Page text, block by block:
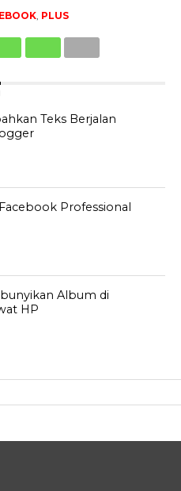
, PLUS
Teks Berjalan
Professional
Album di
HP